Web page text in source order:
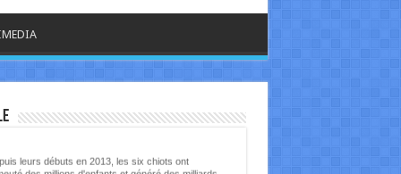
- CULTURE
des millions d'enfants et généré des milliards